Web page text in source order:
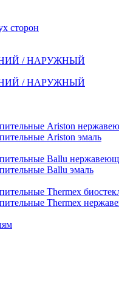
сторон
/ НАРУЖНЫЙ
/ НАРУЖНЫЙ
Ariston
Ariston эмаль
Ballu
Ballu эмаль
Thermex
Thermex